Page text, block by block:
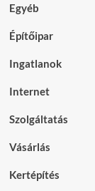
Egyéb
Építőipar
Ingatlanok
Internet
Szolgáltatás
Vásárlás
Kertépítés